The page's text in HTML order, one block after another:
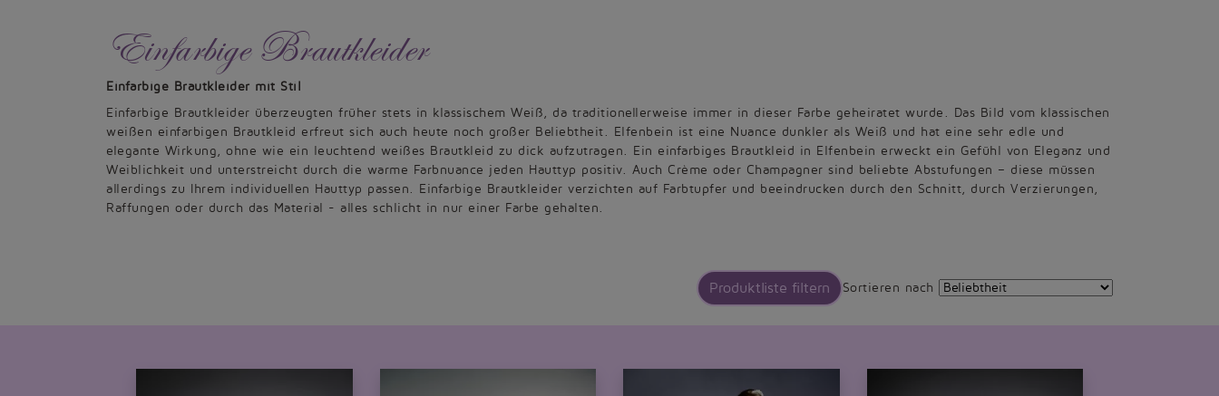
Einfarbige Brautkleider
Einfarbige Brautkleider mit Stil
Einfarbige Brautkleider überzeugten früher stets in klassischem Weiß, da traditionellerweise immer in dieser Farbe geheiratet wurde. Das Bild vom klassischen
weißen einfarbigen Brautkleid erfreut sich auch heute noch großer Beliebtheit. Elfenbein ist eine Nuance dunkler als Weiß und hat eine sehr edle und
elegante Wirkung, ohne wie ein leuchtend weißes Brautkleid zu dick aufzutragen. Ein einfarbiges Brautkleid in Elfenbein erweckt ein Gefühl von Eleganz und
Weiblichkeit und unterstreicht durch die warme Farbnuance jeden Hauttyp positiv. Auch Crème oder Champagner sind beliebte Abstufungen – diese müssen
allerdings zu Ihrem individuellen Hauttyp passen. Einfarbige Brautkleider verzichten auf Farbtupfer und beeindrucken durch den Schnitt, durch Verzierungen,
Raffungen oder durch das Material - alles schlicht in nur einer Farbe gehalten.
Produktliste filtern Sortieren nach